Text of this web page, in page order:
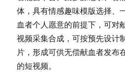
体，具有情感趣味模版选择、
血者个人愿意的前提下，可对
视频采集合成，可按预先设计
⽚，形成可供无偿献血者发布
的短视频。